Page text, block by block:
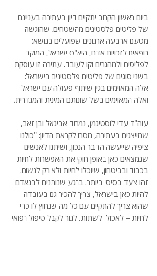
ביום ראשון הקרוב יתקיים דיון בעתירה בעניינם
של פליטים פלסטינים מהשטחים, שהוגשה
מטעם ארבעה ארגונים שפועלים בנושא:
רופאים לזכויות אדם, היא"ס ישראל, המוקד
לפליטים ולמהגרים וקו לעובד. עתירה זו עוסקת
בשני סוגים של פליטים פלסטינים בישראל:
אלה המאוימים בגין שיתוף פעולה עם ישראל
ואלה המאוימים בשל שונותם המינית והמגדרית.
עוה"ד עדי לוסטיגמן, נמרוד אביגאל ובן זאב,
שמייצגים בעתירה, מסרו לקראת הדיון: "כולנו
ציפיה שייעשה הדבר הנכון, ושיתנו לאנשים
שנמצאים כאן באופן חוקי את האפשרות לחיות
בכבוד ובביטחון, שיוכלו לחיות ולא רק לנשום.
זהו צעד בסיסי ביותר. ברגע שנותנים לבנאדם
להיות כאן בישראל, צריך להכיר גם בעובדה
שהוא צריך להתקיים עם כל מה שנחוץ לו כדי
לחיות – לאכול, לשתות, לגור לקבל טיפול רפואי